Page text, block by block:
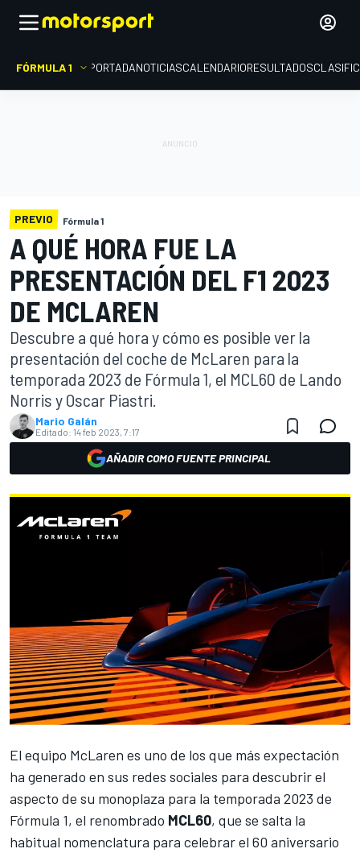
FÓRMULA 1 PORTADANOTICIASCALENDARIORESULTADOS
PREVIO Fórmula 1
A QUÉ HORA FUE LA
PRESENTACIÓN DEL F1 2023
DE MCLAREN
Descubre a qué hora y cómo es posible ver la
presentación del coche de McLaren para la
temporada 2023 de Fórmula 1, el MCL60 de Lando
Norris y Oscar Piastri.
Mario Galán
Editado: 14 feb 2023, 7:17
AÑADIR COMO FUENTE PRINCIPAL
El equipo McLaren es uno de los que más expectación
ha generado en sus redes sociales para descubrir el
aspecto de su monoplaza para la temporada 2023 de
Fórmula 1, el renombrado MCL60, que se salta la
habitual nomenclatura para celebrar el 60 aniversario